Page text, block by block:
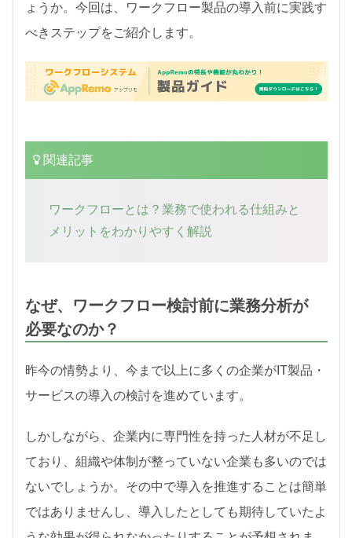
ょうか。今回は、ワークフロー製品の導入前に実践す
べきステップをご紹介します。
関連記事
ワークフローとは？業務で使われる仕組みと
メリットをわかりやすく解説
なぜ、ワークフロー検討前に業務分析が
必要なのか？
昨今の情勢より、今まで以上に多くの企業がIT製品・
サービスの導入の検討を進めています。
しかしながら、企業内に専門性を持った人材が不足し
ており、組織や体制が整っていない企業も多いのでは
ないでしょうか。その中で導入を推進することは簡単
ではありませんし、導入したとしても期待していたよ